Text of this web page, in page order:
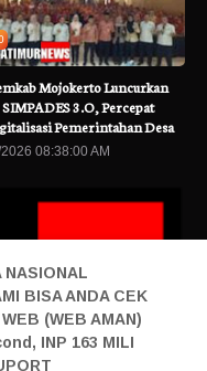
Mojokerto Luncurkan
SIMPADES 3.O, Percepat
Pemerintahan Desa
08:38:00 AM
BISA ANDA CEK
(WEB AMAN)
INP 163 MILI